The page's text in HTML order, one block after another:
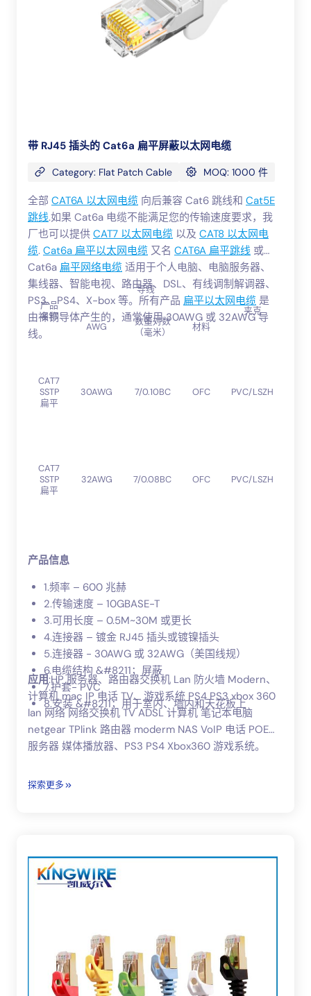
带 RJ45 插头的 Cat6a 扁平屏蔽以太网电缆
Category: Flat Patch Cable MOQ: 1000 件
全部 CAT6A 以太网电缆 向后兼容 Cat6 跳线和 Cat5E
跳线.如果 Cat6a 电缆不能满足您的传输速度要求，我
厂也可以提供 CAT7 以太网电缆 以及 CAT8 以太网电
缆. Cat6a 扁平以太网电缆 又名 CAT6A 扁平跳线 或
Cat6a 扁平网络电缆 适用于个人电脑、电脑服务器、
集线器、智能电视、路由器、DSL、有线调制解调器、
PS3、PS4、X-box 等。所有产品 扁平以太网电缆 是
由裸铜导体产生的，通常使用 30AWG 或 32AWG 导
线。
产品
名称
导线
夹克
AWG
数量对数
（毫米）
材料
CAT7
SSTP
扁平
30AWG 7/0.10BC OFC PVC/LSZH
CAT7
SSTP
扁平
32AWG 7/0.08BC OFC PVC/LSZH
产品信息
1.频率 – 600 兆赫
2.传输速度 – 10GBASE-T
3.可用长度 – 0.5M~30M 或更长
4.连接器 – 镀金 RJ45 插头或镀镍插头
5.连接器 - 30AWG 或 32AWG（美国线规）
6.电缆结构 &#8211；屏蔽
7.护套- PVC
8.安装 &#8211；用于室内、墙内和天花板上
应用:HP 服务器、路由器交换机 Lan 防火墙 Modern、
计算机 mac IP 电话 TV、游戏系统 PS4 PS3 xbox 360
lan 网络 网络交换机 TV ADSL 计算机 笔记本电脑
netgear TPlink 路由器 moderm NAS VoIP 电话 POE
服务器 媒体播放器、PS3 PS4 Xbox360 游戏系统。
探索更多